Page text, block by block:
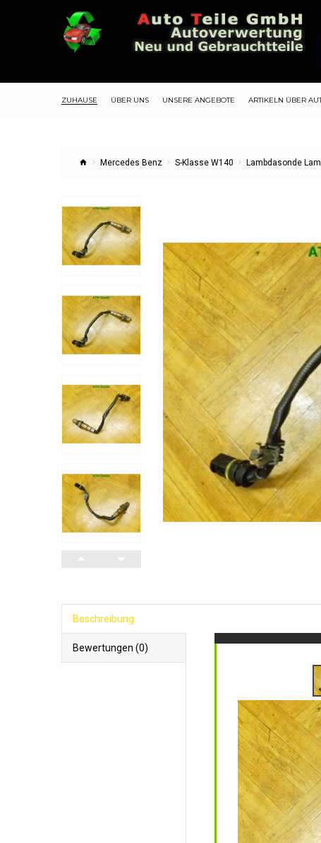
ZUHAUSE ÜBER UNS UNSERE ANGEBOTE ARTIKELN ÜBER
Mercedes Benz S-Klasse W140 Lambdasonde
Beschreibung
Bewertungen (0)